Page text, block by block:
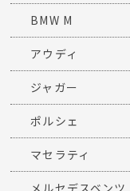
BMW M
アウディ
ジャガー
ポルシェ
マセラティ